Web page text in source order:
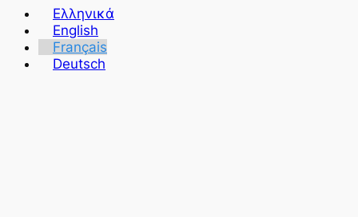
Ελληνικά
English
Français
Deutsch